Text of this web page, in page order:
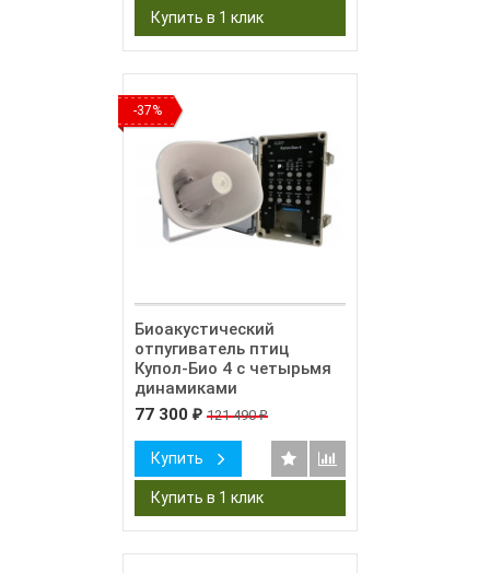
-37%
Биоакустический
отпугиватель птиц
Купол-Био 4 с четырьмя
динамиками
77 300 ₽ 121 490₽
Купить